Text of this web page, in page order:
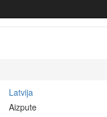
Latvija
Aizpute